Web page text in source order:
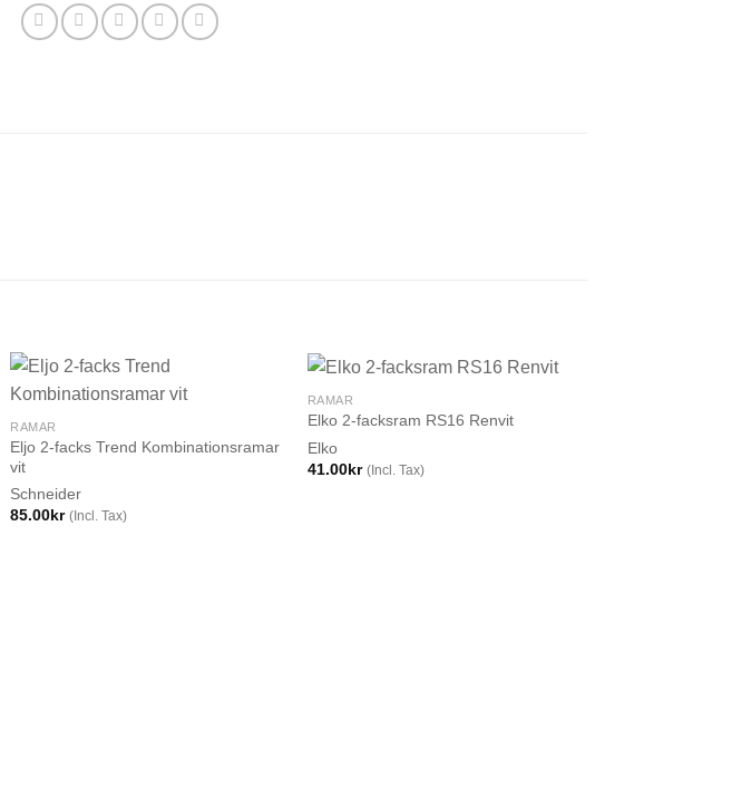
RAMAR
Eljo 2-facks Trend Kombinationsramar
vit
Schneider
85.00kr (Incl. Tax)
RAMAR
Elko 2-facksram RS16 Renvit
Elko
41.00kr (Incl. Tax)